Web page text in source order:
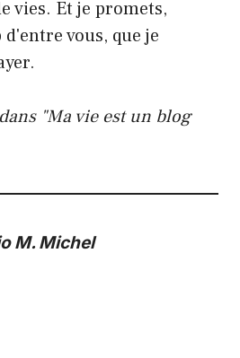
vies. Et je promets,
vous, que je
"Ma vie est un blog
M. Michel